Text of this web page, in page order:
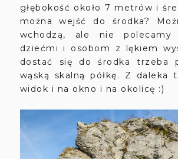
głębokość około 7 metrów i
można wejść do środka?
wchodzą, ale nie polecamy
dziećmi i osobom z lękiem
dostać się do środka trzeba
wąską skalną półkę. Z daleka
widok i na okno i na okolicę :)